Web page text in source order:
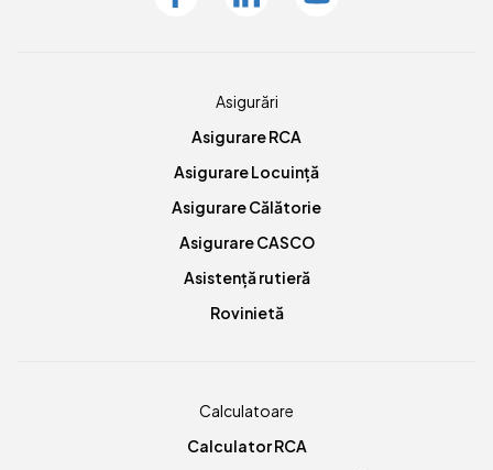
Asigurări
Asigurare RCA
Asigurare Locuință
Asigurare Călătorie
Asigurare CASCO
Asistență rutieră
Rovinietă
Calculatoare
Calculator RCA